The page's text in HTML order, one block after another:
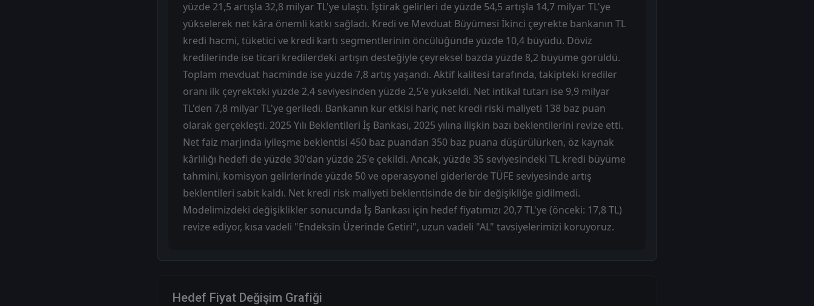
yüzde 21,5 artışla 32,8 milyar TL'ye ulaştı. İştirak gelirleri de yüzde 54,5 artışla 14,7 milyar TL'ye
yükselerek net kâra önemli katkı sağladı. Kredi ve Mevduat Büyümesi İkinci çeyrekte bankanın TL
kredi hacmi, tüketici ve kredi kartı segmentlerinin öncülüğünde yüzde 10,4 büyüdü. Döviz
kredilerinde ise ticari kredilerdeki artışın desteğiyle çeyreksel bazda yüzde 8,2 büyüme görüldü.
Toplam mevduat hacminde ise yüzde 7,8 artış yaşandı. Aktif kalitesi tarafında, takipteki krediler
oranı ilk çeyrekteki yüzde 2,4 seviyesinden yüzde 2,5'e yükseldi. Net intikal tutarı ise 9,9 milyar
TL'den 7,8 milyar TL'ye geriledi. Bankanın kur etkisi hariç net kredi riski maliyeti 138 baz puan
olarak gerçekleşti. 2025 Yılı Beklentileri İş Bankası, 2025 yılına ilişkin bazı beklentilerini revize etti.
Net faiz marjında iyileşme beklentisi 450 baz puandan 350 baz puana düşürülürken, öz kaynak
kârlılığı hedefi de yüzde 30'dan yüzde 25'e çekildi. Ancak, yüzde 35 seviyesindeki TL kredi büyüme
tahmini, komisyon gelirlerinde yüzde 50 ve operasyonel giderlerde TÜFE seviyesinde artış
beklentileri sabit kaldı. Net kredi risk maliyeti beklentisinde de bir değişikliğe gidilmedi.
Modelimizdeki değişiklikler sonucunda İş Bankası için hedef fiyatımızı 20,7 TL'ye (önceki: 17,8 TL)
revize ediyor, kısa vadeli "Endeksin Üzerinde Getiri", uzun vadeli "AL" tavsiyelerimizi koruyoruz.
Hedef Fiyat Değişim Grafiği